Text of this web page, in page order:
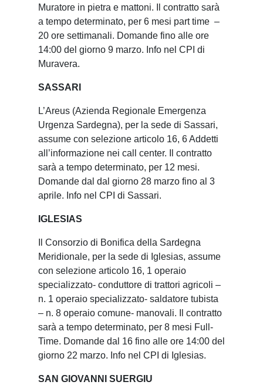
Muratore in pietra e mattoni. Il contratto sarà
a tempo determinato, per 6 mesi part time –
20 ore settimanali. Domande fino alle ore
14:00 del giorno 9 marzo. Info nel CPI di
Muravera.
SASSARI
L’Areus (Azienda Regionale Emergenza
Urgenza Sardegna), per la sede di Sassari,
assume con selezione articolo 16, 6 Addetti
all’informazione nei call center. Il contratto
sarà a tempo determinato, per 12 mesi.
Domande dal dal giorno 28 marzo fino al 3
aprile. Info nel CPI di Sassari.
IGLESIAS
Il Consorzio di Bonifica della Sardegna
Meridionale, per la sede di Iglesias, assume
con selezione articolo 16, 1 operaio
specializzato- conduttore di trattori agricoli –
n. 1 operaio specializzato- saldatore tubista
– n. 8 operaio comune- manovali. Il contratto
sarà a tempo determinato, per 8 mesi Full-
Time. Domande dal 16 fino alle ore 14:00 del
giorno 22 marzo. Info nel CPI di Iglesias.
SAN GIOVANNI SUERGIU